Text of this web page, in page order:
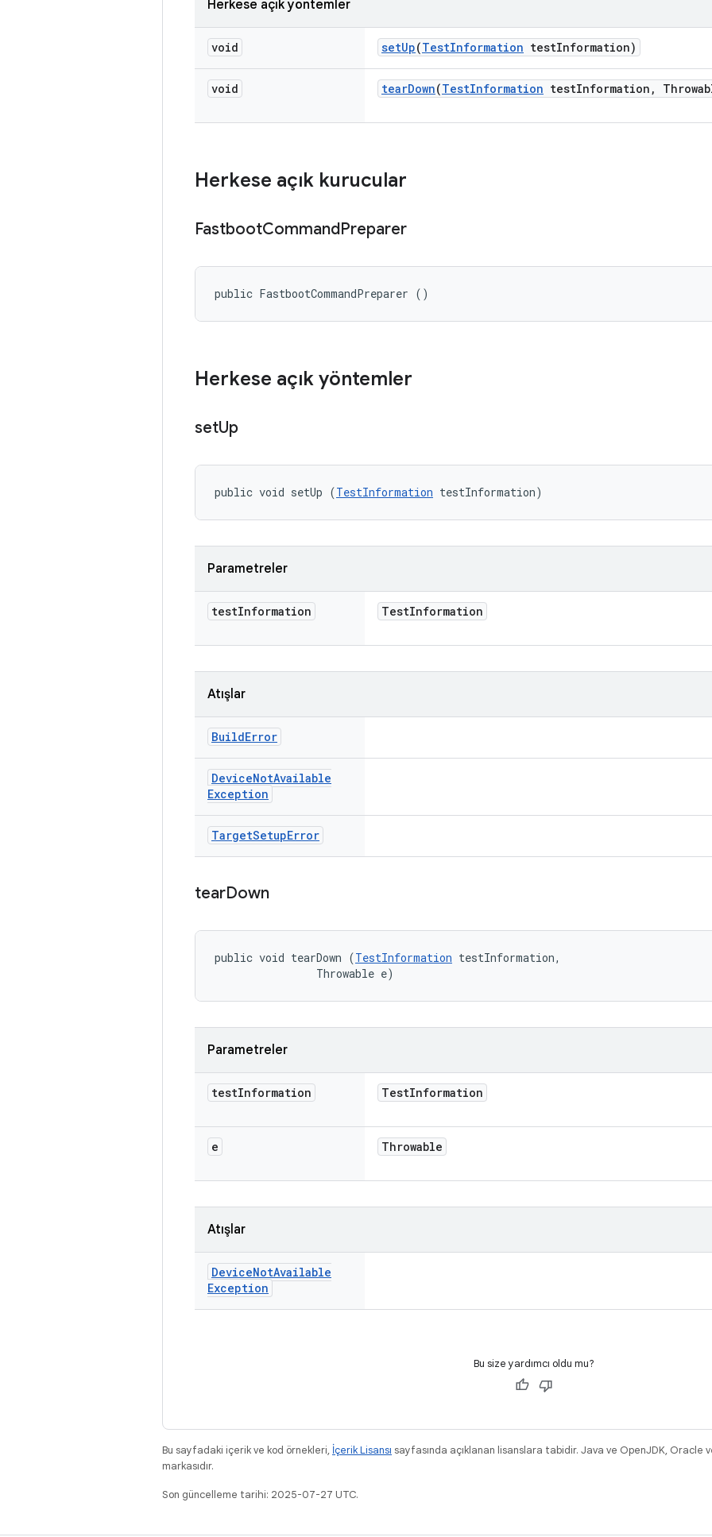
Herkese açık yöntemler
void setUp(TestInformation testInformation)
void tearDown(TestInformation testInformation ,
Herkese açık kurucular
FastbootCommandPreparer
public FastbootCommandPreparer ()
Herkese açık yöntemler
setUp
public void setUp (TestInformation testInformation)
Parametreler
testInformation TestInformation
Atışlar
BuildError
DeviceNotAvailable
Exception
TargetSetupError
tearDown
public void tearDown (TestInformation testInformation,
                Throwable e)
Parametreler
testInformation TestInformation
e Throwable
Atışlar
DeviceNotAvailable
Exception
Bu size yardımcı oldu mu?
Bu sayfadaki içerik ve kod örnekleri, İçerik Lisansı sayfasında açıklanan lisanslara tabidir. Java ve OpenJDK, Oracle
markasıdır.
Son güncelleme tarihi: 2025-07-27 UTC.